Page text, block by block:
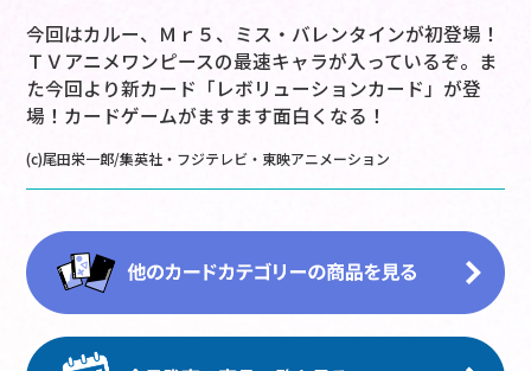
今回はカルー、Ｍｒ５、ミス・バレンタインが初登場！
ＴＶアニメワンピースの最速キャラが入っているぞ。ま
た今回より新カード「レボリューションカード」が登
場！カードゲームがますます面白くなる！
(c)尾田栄一郎/集英社・フジテレビ・東映アニメーション